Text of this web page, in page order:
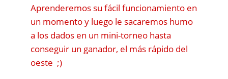
Aprenderemos su fácil funcionamiento en
un momento y luego le sacaremos humo
a los dados en un mini-torneo hasta
conseguir un ganador, el más rápido del
oeste ;)